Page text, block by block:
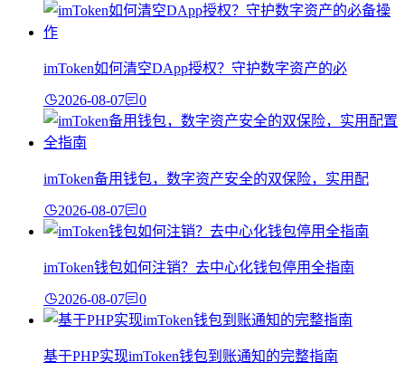
imToken如何清空DApp授权？守护数字资产的必
2026-08-07 0
imToken备用钱包，数字资产安全的双保险，实用配
2026-08-07 0
imToken钱包如何注销？去中心化钱包停用全指南
2026-08-07 0
基于PHP实现imToken钱包到账通知的完整指南